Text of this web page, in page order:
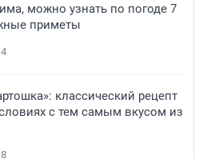
можно узнать по погоде 7
приметы
классический рецепт
с тем самым вкусом из